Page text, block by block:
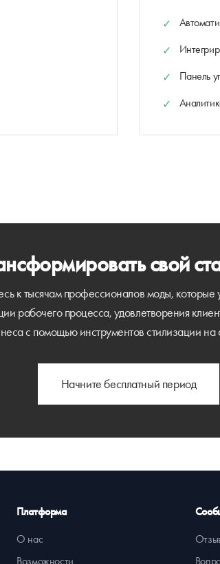
Панель
свой
к тысячам профессионалов моды,
рабочего процесса, удовлетворения
с помощью инструментов стилизации
Начните бесплатный период
Платформа
О нас
Возможности